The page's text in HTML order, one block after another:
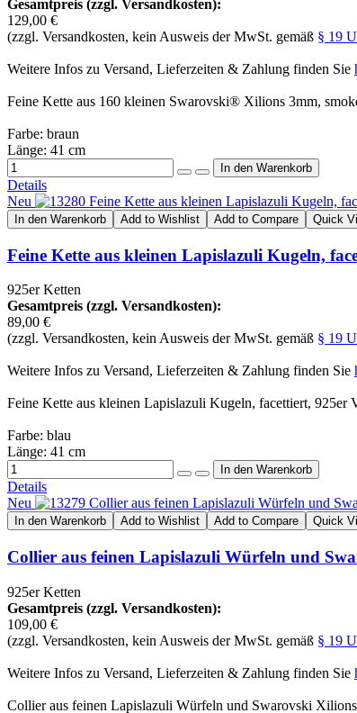
Gesamtpreis (zzgl. Versandkosten):
129,00 €
(zzgl. Versandkosten, kein Ausweis der MwSt. gemäß § 19
Weitere Infos zu Versand, Lieferzeiten & Zahlung finden Sie
Feine Kette aus 160 kleinen Swarovski® Xilions 3mm,
Farbe: braun
Länge: 41 cm
Details
Neu
In den Warenkorb Add to Wishlist Add to Compare Quick
Feine Kette aus kleinen Lapislazuli Kugeln,
925er Ketten
Gesamtpreis (zzgl. Versandkosten):
89,00 €
(zzgl. Versandkosten, kein Ausweis der MwSt. gemäß § 19
Weitere Infos zu Versand, Lieferzeiten & Zahlung finden Sie
Feine Kette aus kleinen Lapislazuli Kugeln, facettiert, 925er
Farbe: blau
Länge: 41 cm
Details
Neu
In den Warenkorb Add to Wishlist Add to Compare Quick
Collier aus feinen Lapislazuli Würfeln und
925er Ketten
Gesamtpreis (zzgl. Versandkosten):
109,00 €
(zzgl. Versandkosten, kein Ausweis der MwSt. gemäß § 19
Weitere Infos zu Versand, Lieferzeiten & Zahlung finden Sie
Collier aus feinen Lapislazuli Würfeln und Swarovski